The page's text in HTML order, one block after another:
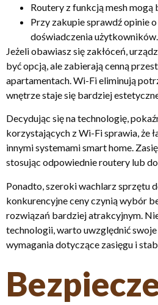
Routery z funkcją mesh
Przy zakupie sprawdź opinie
doświadczenia użytkowników.
Jeżeli obawiasz się zakłóceń,
być opcją, ale zabierają cenną
apartamentach. Wi-Fi eliminują
wnętrze staje się bardziej
Decydując się na technologię,
korzystających z Wi-Fi sprawia, że
innymi systemami smart home.
stosując odpowiednie routery lub
Ponadto, szeroki wachlarz sprzętu
konkurencyjne ceny czynią wybór
rozwiązań bardziej atrakcyjnym.
technologii, warto uwzględnić
wymagania dotyczące zasięgu i